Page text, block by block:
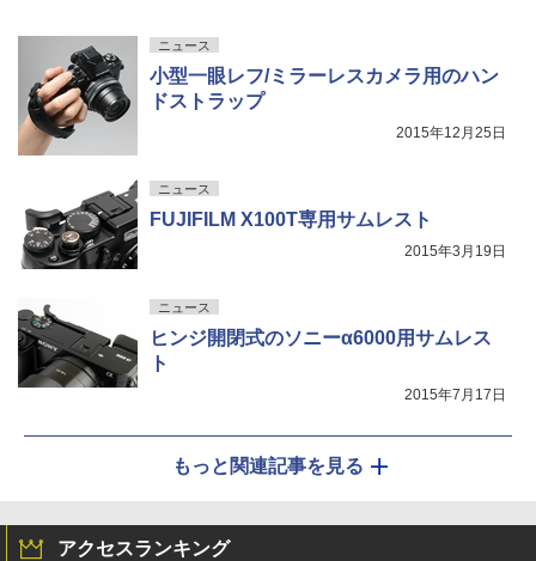
ニュース
小型一眼レフ/ミラーレスカメラ用のハン
ドストラップ
2015年12月25日
ニュース
FUJIFILM X100T専用サムレスト
2015年3月19日
ニュース
ヒンジ開閉式のソニーα6000用サムレス
ト
2015年7月17日
もっと関連記事を見る
アクセスランキング